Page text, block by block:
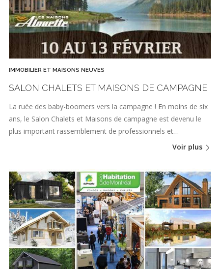
IMMOBILIER ET MAISONS NEUVES
SALON CHALETS ET MAISONS DE CAMPAGNE
La ruée des baby-boomers vers la campagne ! En moins de six
ans, le Salon Chalets et Maisons de campagne est devenu le
plus important rassemblement de professionnels et…
Voir plus